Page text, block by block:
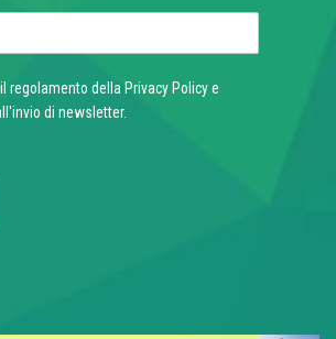
regolamento della Privacy Policye
di newsletter.